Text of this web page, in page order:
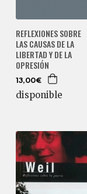
REFLEXIONES SOBRE
LAS CAUSAS DE LA
LIBERTAD Y DE LA
OPRESIÓN
13,00€
disponible